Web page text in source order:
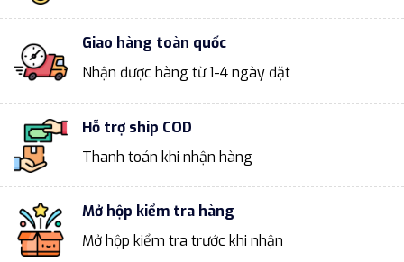
Giao hàng toàn quốc
Nhận được hàng từ 1-4 ngày đặt
Hỗ trợ ship COD
Thanh toán khi nhận hàng
Mở hộp kiểm tra hàng
Mở hộp kiểm tra trước khi nhận